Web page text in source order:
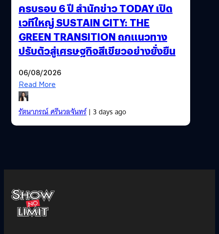
ครบรอบ 6 ปี สำนักข่าว TODAY เปิด
เวทีใหญ่ SUSTAIN CITY: THE
GREEN TRANSITION ถกแนวทาง
ปรับตัวสู่เศรษฐกิจสีเขียวอย่างยั่งยืน
06/08/2026
Read More
รัตนาภรณ์ ศรีนวลจันทร์| 3 days ago